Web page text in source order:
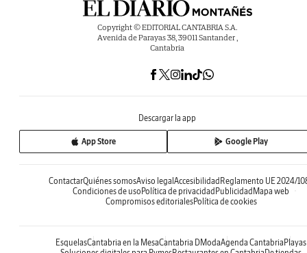
Copyright © EDITORIAL CANTABRIA S.A.
Avenida de Parayas 38, 39011 Santander ,
Cantabria
Descargar la app
App Store Google Play
ContactarQuiénes somosAviso legalAccesibilidadReglamento UE 2024/
Condiciones de usoPolítica de privacidadPublicidadMapa web
Compromisos editorialesPolítica de cookies
EsquelasCantabria en la MesaCantabria DModaAgenda CantabriaPlayas